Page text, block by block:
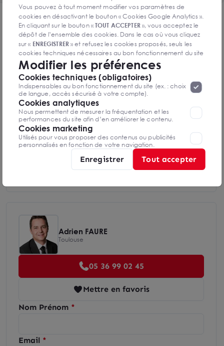
DPE & GES
Diagnostic de performance énergétique
Diagnostics DPE en cours de réalisation
Indice d'émission de gaz à effet de serre
Adrien FAURE
Toulouse
05 36 99 02 45
Mettre en favoris
Nom Prénom
Email
Vous pouvez à tout moment modifier vos paramètres de
cookies en désactivant le bouton « Cookies Google Analytics ».
En cliquant sur le bouton «TOUT ACCEPTER», vous acceptez le
dépôt de l’ensemble des cookies. Dans le cas où vous cliquez
sur « ENREGISTRER» et refusez les cookies proposés, seuls les
cookies techniques nécessaires au bon fonctionnement du site
seront déposés. Pour plus d’informations, vous pouvez consulter
la page«Protection des données à caractère
personnel ».Lorsque vous naviguez sur notre site internet, il
peut être amenée à déposer des cookies. Vous avez la
possibilité de désactiver les cookies, ces réglages ne seront
valables que sur le navigateur que vous utilisez actuellement
Modifier les préférences
Cookies techniques (obligatoires)
Indispensables au bon fonctionnement du site (ex. : choix
de langue, accès sécurisé à votre compte).
Cookies analytiques
Nous permettent de mesurer la fréquentation et les
performances du site afin d’en améliorer le contenu.
Cookies marketing
Utilisés pour vous proposer des contenus ou publicités
personnalisés en fonction de votre navigation.
Enregistrer Tout accepter